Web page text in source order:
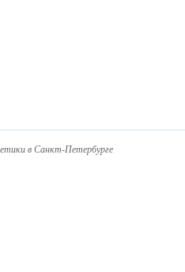
в Санкт-Петербурге